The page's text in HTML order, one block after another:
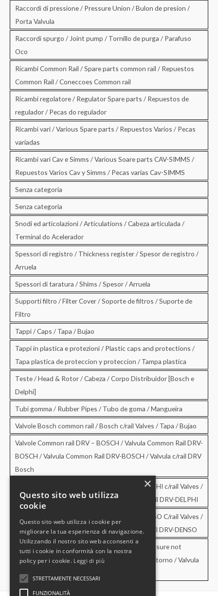
Raccordi di pressione / Pressure Union / Bulon de presion /
Porta Valvula
Raccordi spurgo / Joint pump / Tornillo de purga / Parafuso
Oco
Ricambi Common Rail / Spare parts common rail / Repuestos
Common Rail / Coneccoes Common rail
Ricambi regolatore / Regulator Spare parts / Repuestos de
regulador / Pecas do regulador
Ricambi vari / Various Spare parts / Repuestos Varios / Pecas
variadas
Ricambi vari Cav e Simms / Various Soare parts CAV-SIMMS /
Repuestos Varios Cav y Simms / Pecas varias Cav-SIMMS
Senza categoria
Senza categoria
Snodi ed articolazioni / Articulations / Cabeza articulada /
Terminal do Acelerador
Spessori di registro / Thickness register / Spesor de registro /
Arruela
Spessori di taratura / Shims / Spesor / Arruela
Supporti filtro / Filter Cover / Soporte de filtros / Suporte de
Filtro
Tappi / Caps / Tapa / Bujao
Tappi in plastica e protezioni / Plastic caps and protections /
Tapa plastica de proteccion y proteccion / Tampa plastica
Teste / Head & Rotor / Cabeza / Corpo Distribuidor [Bosch e
Delphi]
Tubi gomma / Rubber Pipes / Tubo de goma / Mangueira
Valvole Bosch common rail / Bosch c/rail Valves / Tapa / Bujao
Valvole Common rail DRV – BOSCH / Valvula Common Rail DRV-
BOSCH / Valvula Common Rail DRV-BOSCH / Valvula c/rail DRV
Bosch
Valvole Common rail DRV – DELPHI / DRV-DELPHI c/rail Valves /
Valvula Common Rail DRV-DELPHI / Valvula c/rail DRV-DELPHI
Valvole Common rail DRV – DENSO / DRV-DENSO C/rail Valves /
Valvula Common Rail DRV-DENSO / Valvula c/rail DRV-DENSO
Valvole di sovrapressione e di non ritorno / Pressure not
retourn Valves / Valvula de sobrepresion y no retorno / Valvula
de pressao e no retorno
×
Questo sito web utilizza
cookie
Questo sito web utilizza i cookie per
migliorare la tua esperienza di navigazione.
Utilizzando il nostro sito web acconsenti a
tutti i cookie in conformità con la nostra
policy per i cookie. Leggi di più
STRETTAMENTE NECESSARI
FUNZIONALITÀ